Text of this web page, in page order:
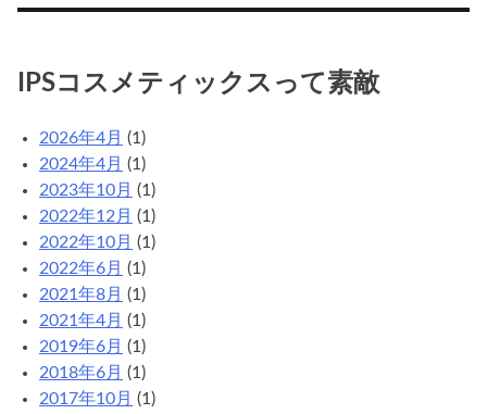
IPSコスメティックスって素敵
2026年4月 (1)
2024年4月 (1)
2023年10月 (1)
2022年12月 (1)
2022年10月 (1)
2022年6月 (1)
2021年8月 (1)
2021年4月 (1)
2019年6月 (1)
2018年6月 (1)
2017年10月 (1)